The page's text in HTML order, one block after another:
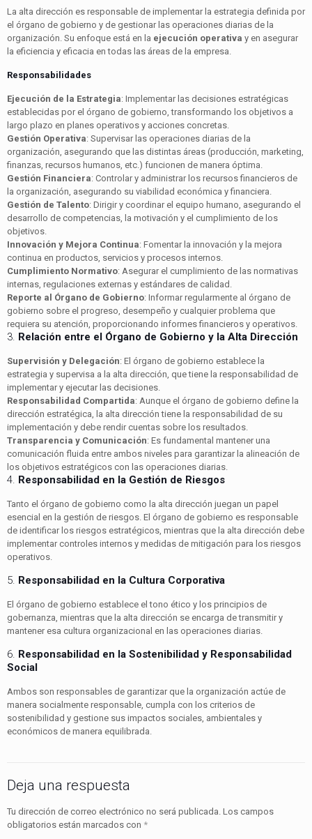
La alta dirección es responsable de implementar la estrategia definida por
el órgano de gobierno y de gestionar las operaciones diarias de la
organización. Su enfoque está en la ejecución operativa y en asegurar
la eficiencia y eficacia en todas las áreas de la empresa.
Responsabilidades
Ejecución de la Estrategia: Implementar las decisiones estratégicas
establecidas por el órgano de gobierno, transformando los objetivos a
largo plazo en planes operativos y acciones concretas.
Gestión Operativa: Supervisar las operaciones diarias de la
organización, asegurando que las distintas áreas (producción, marketing,
finanzas, recursos humanos, etc.) funcionen de manera óptima.
Gestión Financiera: Controlar y administrar los recursos financieros de
la organización, asegurando su viabilidad económica y financiera.
Gestión de Talento: Dirigir y coordinar el equipo humano, asegurando el
desarrollo de competencias, la motivación y el cumplimiento de los
objetivos.
Innovación y Mejora Continua: Fomentar la innovación y la mejora
continua en productos, servicios y procesos internos.
Cumplimiento Normativo: Asegurar el cumplimiento de las normativas
internas, regulaciones externas y estándares de calidad.
Reporte al Órgano de Gobierno: Informar regularmente al órgano de
gobierno sobre el progreso, desempeño y cualquier problema que
requiera su atención, proporcionando informes financieros y operativos.
3. Relación entre el Órgano de Gobierno y la Alta Dirección
Supervisión y Delegación: El órgano de gobierno establece la
estrategia y supervisa a la alta dirección, que tiene la responsabilidad de
implementar y ejecutar las decisiones.
Responsabilidad Compartida: Aunque el órgano de gobierno define la
dirección estratégica, la alta dirección tiene la responsabilidad de su
implementación y debe rendir cuentas sobre los resultados.
Transparencia y Comunicación: Es fundamental mantener una
comunicación fluida entre ambos niveles para garantizar la alineación de
los objetivos estratégicos con las operaciones diarias.
4. Responsabilidad en la Gestión de Riesgos
Tanto el órgano de gobierno como la alta dirección juegan un papel
esencial en la gestión de riesgos. El órgano de gobierno es responsable
de identificar los riesgos estratégicos, mientras que la alta dirección debe
implementar controles internos y medidas de mitigación para los riesgos
operativos.
5. Responsabilidad en la Cultura Corporativa
El órgano de gobierno establece el tono ético y los principios de
gobernanza, mientras que la alta dirección se encarga de transmitir y
mantener esa cultura organizacional en las operaciones diarias.
6. Responsabilidad en la Sostenibilidad y Responsabilidad
Social
Ambos son responsables de garantizar que la organización actúe de
manera socialmente responsable, cumpla con los criterios de
sostenibilidad y gestione sus impactos sociales, ambientales y
económicos de manera equilibrada.
Deja una respuesta
Tu dirección de correo electrónico no será publicada. Los campos
obligatorios están marcados con *